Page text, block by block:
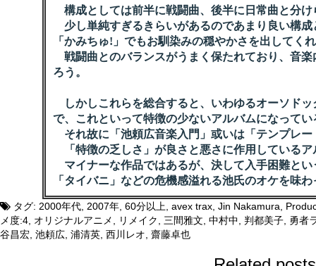
構成としては前半に戦闘曲、後半に日常曲と分け
少し単純すぎるきらいがあるのであまり良い構
「かみちゅ!」でもお馴染みの穏やかさを出してく
戦闘曲とのバランスがうまく保たれており、音
ろう。
しかしこれらを総合すると、いわゆるオーソドッ
で、これといって特徴の少ないアルバムになって
それ故に「池頼広音楽入門」或いは「テンプレー
「特徴の乏しさ」が良さと悪さに作用しているア
マイナーな作品ではあるが、決して入手困難と
「タイバニ」などの危機感溢れる池氏のオケを味
タグ: 2000年代 2007年 60分以上 avex trax Jin Nakamura
メ度:4 オリジナルアニメ リメイク 三間雅文 中村中 判都美子 勇者
谷昌宏 池頼広 浦清英 西川レオ 齋藤卓也